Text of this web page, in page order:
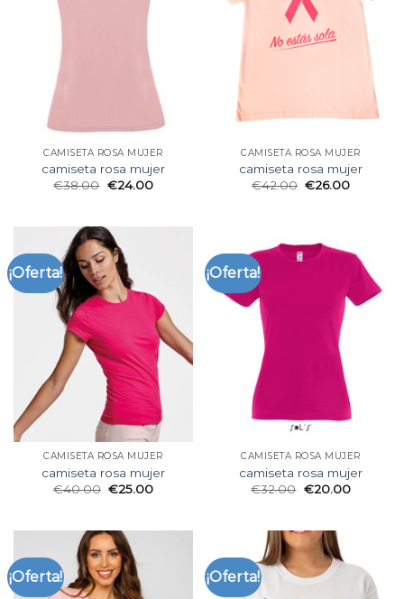
CAMISETA ROSA MUJER
camiseta rosa mujer
€38.00 €24.00
CAMISETA ROSA MUJER
camiseta rosa mujer
€42.00 €26.00
¡Oferta!
CAMISETA ROSA MUJER
camiseta rosa mujer
€40.00 €25.00
¡Oferta!
CAMISETA ROSA MUJER
camiseta rosa mujer
€32.00 €20.00
¡Oferta! ¡Oferta!